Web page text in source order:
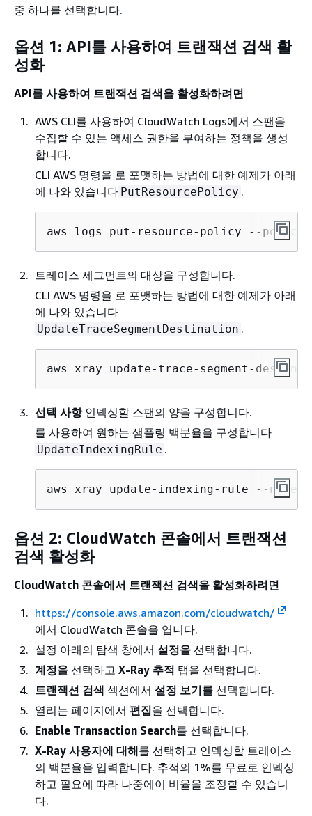
중 하나를 선택합니다.
옵션 1: API를 사용하여 트랜잭션 검색 활
성화
API를 사용하여 트랜잭션 검색을 활성화하려면
AWS CLI를 사용하여 CloudWatch Logs에서 스팬을
수집할 수 있는 액세스 권한을 부여하는 정책을 생성
합니다.
CLI AWS 명령을 로 포맷하는 방법에 대한 예제가 아래
에 나와 있습니다 PutResourcePolicy .
aws logs put-resource-policy --policy-
트레이스 세그먼트의 대상을 구성합니다.
CLI AWS 명령을 로 포맷하는 방법에 대한 예제가 아래
에 나와 있습니다
UpdateTraceSegmentDestination .
aws xray update-trace-segment-
선택 사항인덱싱할 스팬의 양을 구성합니다.
를 사용하여 원하는 샘플링 백분율을 구성합니다
UpdateIndexingRule .
aws xray update-indexing-rule --name
옵션 2: CloudWatch 콘솔에서 트랜잭션
검색 활성화
CloudWatch 콘솔에서 트랜잭션 검색을 활성화하려면
https://console.aws.amazon.com/cloudwatch/
에서 CloudWatch 콘솔을 엽니다.
설정 아래의 탐색 창에서 설정을 선택합니다.
계정을 선택하고 X-Ray 추적 탭을 선택합니다.
트랜잭션 검색 섹션에서 설정 보기를 선택합니다.
열리는 페이지에서 편집을 선택합니다.
Enable Transaction Search를 선택합니다.
X-Ray 사용자에 대해를 선택하고 인덱싱할 트레이스
의 백분율을 입력합니다. 추적의 1%를 무료로 인덱싱
하고 필요에 따라 나중에이 비율을 조정할 수 있습니
다.